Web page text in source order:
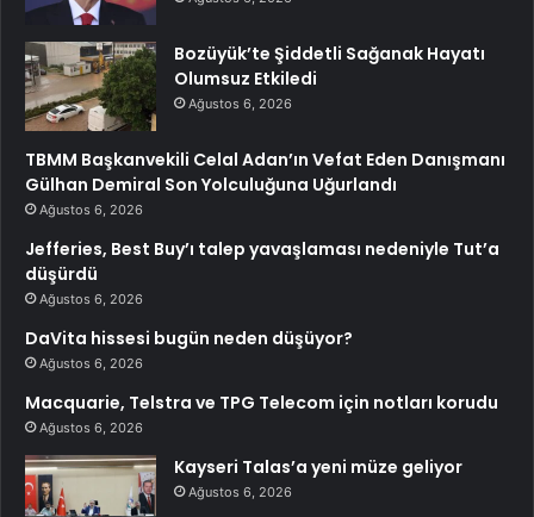
Bozüyük’te Şiddetli Sağanak Hayatı
Olumsuz Etkiledi
Ağustos 6, 2026
TBMM Başkanvekili Celal Adan’ın Vefat Eden Danışmanı
Gülhan Demiral Son Yolculuğuna Uğurlandı
Ağustos 6, 2026
Jefferies, Best Buy’ı talep yavaşlaması nedeniyle Tut’a
düşürdü
Ağustos 6, 2026
DaVita hissesi bugün neden düşüyor?
Ağustos 6, 2026
Macquarie, Telstra ve TPG Telecom için notları korudu
Ağustos 6, 2026
Kayseri Talas’a yeni müze geliyor
Ağustos 6, 2026